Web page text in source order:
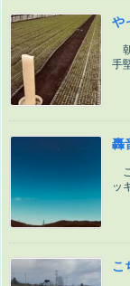
や
手
轟
ッ
こ